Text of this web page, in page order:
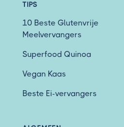
TIPS
10 Beste Glutenvrije
Meelvervangers
Superfood Quinoa
Vegan Kaas
Beste Ei-vervangers